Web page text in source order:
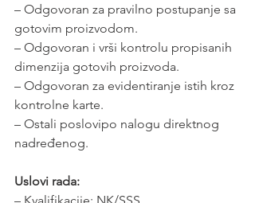
– Odgovoran za pravilno postupanje sa
gotovim proizvodom.
– Odgovoran i vrši kontrolu propisanih
dimenzija gotovih proizvoda.
– Odgovoran za evidentiranje istih kroz
kontrolne karte.
– Ostali poslovipo nalogu direktnog
nadređenog.
Uslovi rada: